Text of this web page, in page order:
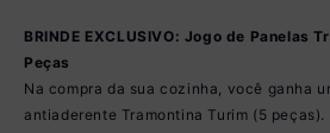
BRINDE EXCLUSIVO: Jogo de Panelas
Peças
Na compra da sua cozinha, você ganha
antiaderente Tramontina Turim (5